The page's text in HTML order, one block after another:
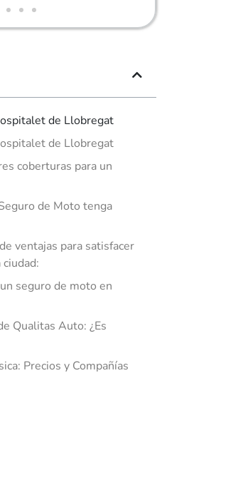
de Llobregat
de Llobregat
coberturas para un
de Moto tenga
ventajas para satisfacer
seguro de moto en
Qualitas Auto: ¿Es
Precios y Compañías